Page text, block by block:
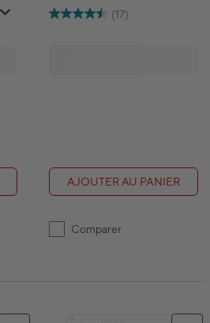
(17)
AJOUTER AU PANIER
Comparer